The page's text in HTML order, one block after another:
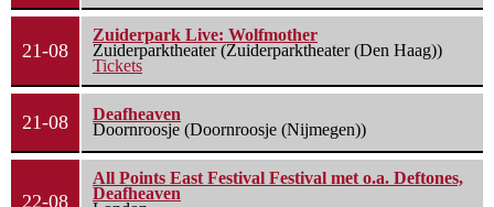
21-08
Zuiderpark Live: Wolfmother
Zuiderparktheater (Zuiderparktheater (Den Haag))
Tickets
21-08
Deafheaven
Doornroosje (Doornroosje (Nijmegen))
22-08
All Points East Festival Festival met o.a. Deftones,
Deafheaven